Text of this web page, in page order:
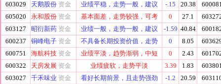
603029
天鹅股份 资金 业绩平稳，走势一般，建议 -.15 20.38
605020
永和股份 资金 基本面差，走势较强，可考 0 27.1
603127
昭衍新药 资金 业绩一般，走势一般，建议 -1.59 40.84
600237
铜峰电子 资金 不具备长期投资价值，走势 0 8.05
600751
海航科技 资金 业绩平淡，趋势渐弱，中短 0 2.43
600322
天房发展 资金 业绩疲软，走势平淡 3.39 1.83
603027
千禾味业 资金 看好长期前景，且走势强劲 -1.2 20.59